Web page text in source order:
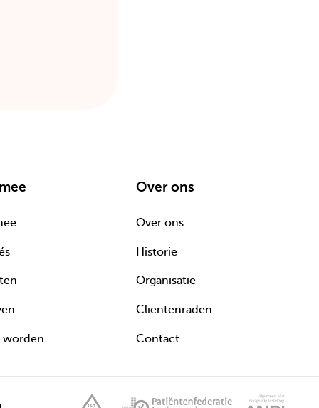
worden
Over ons
Over ons
Historie
Organisatie
Cliëntenraden
Contact
Kwaliteit
Deze Ga
Deze Deze